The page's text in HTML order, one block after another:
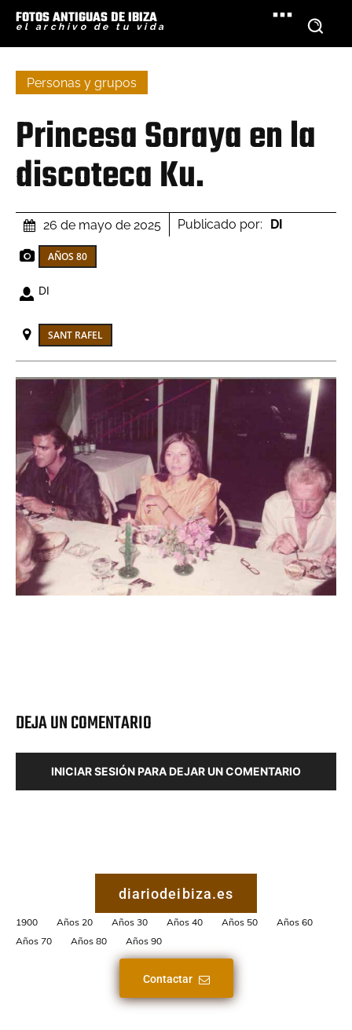
FOTOS ANTIGUAS DE IBIZA
el archivo de tu vida
Personas y grupos
Princesa Soraya en la
discoteca Ku.
26 de mayo de 2025 Publicado por: DI
AÑOS 80
DI
SANT RAFEL
DEJA UN COMENTARIO
INICIAR SESIÓN PARA DEJAR UN COMENTARIO
diariodeibiza.es
1900 Años 20 Años 30 Años 40 Años 50
Años 60
Años 70
Años 80 Años 90
Contactar